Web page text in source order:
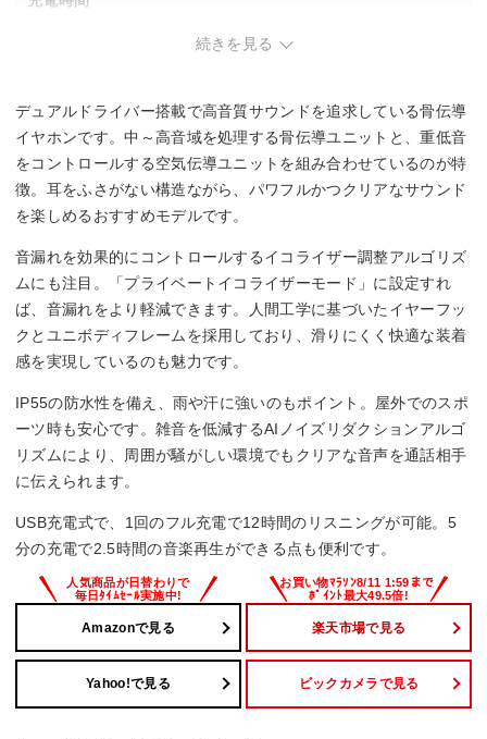
SBC
マルチポイント対応
◯
防水・防塵性能
IP55
続きを見る
デュアルドライバー搭載で高音質サウンドを追求している骨伝導
イヤホンです。中～高音域を処理する骨伝導ユニットと、重低音
をコントロールする空気伝導ユニットを組み合わせているのが特
徴。耳をふさがない構造ながら、パワフルかつクリアなサウンド
を楽しめるおすすめモデルです。
音漏れを効果的にコントロールするイコライザー調整アルゴリズ
ムにも注目。「プライベートイコライザーモード」に設定すれ
ば、音漏れをより軽減できます。人間工学に基づいたイヤーフッ
クとユニボディフレームを採用しており、滑りにくく快適な装着
感を実現しているのも魅力です。
IP55の防水性を備え、雨や汗に強いのもポイント。屋外でのスポ
ーツ時も安心です。雑音を低減するAIノイズリダクションアルゴ
リズムにより、周囲が騒がしい環境でもクリアな音声を通話相手
に伝えられます。
USB充電式で、1回のフル充電で12時間のリスニングが可能。5
分の充電で2.5時間の音楽再生ができる点も便利です。
Amazonで見る 楽天市場で見る
Yahoo!で見る ビックカメラで見る